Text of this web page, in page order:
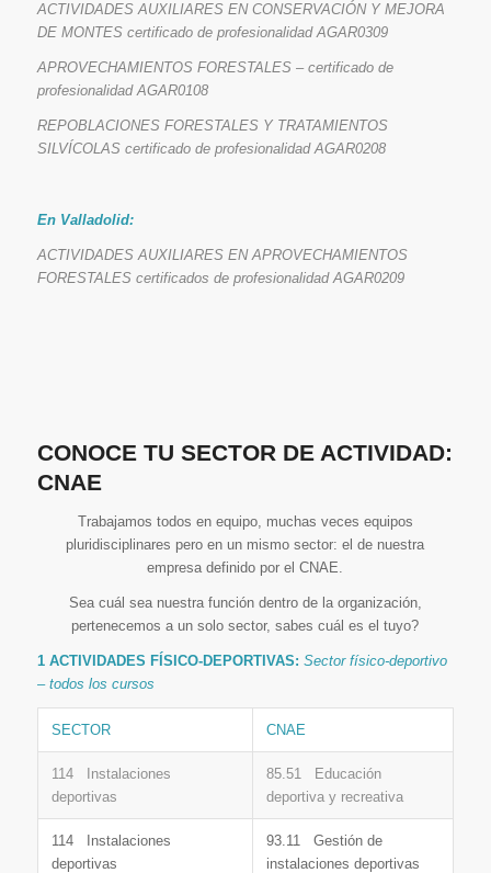
ACTIVIDADES AUXILIARES EN CONSERVACIÓN Y MEJORA
DE MONTES certificado de profesionalidad AGAR0309
APROVECHAMIENTOS FORESTALES – certificado de
profesionalidad AGAR0108
REPOBLACIONES FORESTALES Y TRATAMIENTOS
SILVÍCOLAS certificado de profesionalidad AGAR0208
En Valladolid:
ACTIVIDADES AUXILIARES EN APROVECHAMIENTOS
FORESTALES certificados de profesionalidad AGAR0209
CONOCE TU SECTOR DE ACTIVIDAD:
CNAE
Trabajamos todos en equipo, muchas veces equipos
pluridisciplinares pero en un mismo sector: el de nuestra
empresa definido por el CNAE.
Sea cuál sea nuestra función dentro de la organización,
pertenecemos a un solo sector, sabes cuál es el tuyo?
1 ACTIVIDADES FÍSICO-DEPORTIVAS: Sector físico-deportivo
– todos los cursos
SECTOR CNAE
114 Instalaciones
deportivas
85.51 Educación
deportiva y recreativa
114 Instalaciones
deportivas
93.11 Gestión de
instalaciones deportivas